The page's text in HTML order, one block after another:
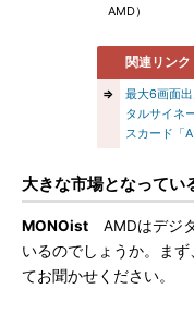
AMD）
関連リンク
⇒
最大6画面
タルサイネ
スカード「
大きな市場となってい
MONOist AMDはデジ
いるのでしょうか。ま
てお聞かせください。